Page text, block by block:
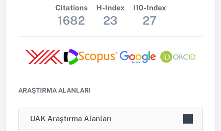
Citations
1682
H-Index
23
I10-Index
27
ARAŞTIRMA ALANLARI
UAK Araştırma Alanları